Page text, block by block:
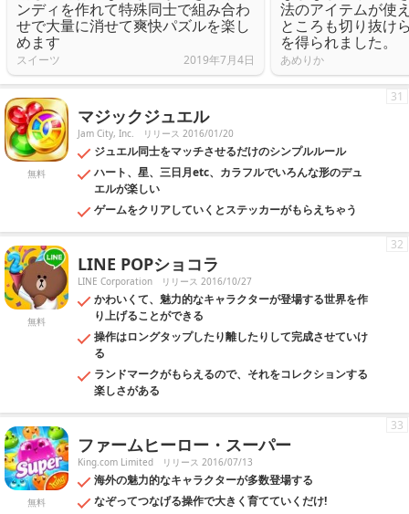
ンディを作れて特殊同士で組み合わ
せで大量に消せて爽快パズルを楽し
めます
スイーツ 2019年7月4日
法のアイテムが使
ところも切り抜け
を得られました。
あめりか
無料
マジックジュエル
Jam City, Inc. リリース 2016/01/20
ジュエル同士をマッチさせるだけのシンプルルール
ハート、星、三日月etc、カラフルでいろんな形のデュ
エルが楽しい
ゲームをクリアしていくとステッカーがもらえちゃう
31
無料
LINE POPショコラ
LINE Corporation リリース 2016/10/27
かわいくて、魅力的なキャラクターが登場する世界を作
り上げることができる
操作はロングタップしたり離したりして完成させていけ
る
ランドマークがもらえるので、それをコレクションする
楽しさがある
32
無料
ファームヒーロー・スーパー
King.com Limited リリース 2016/07/13
海外の魅力的なキャラクターが多数登場する
なぞってつなげる操作で大きく育てていくだけ!
33